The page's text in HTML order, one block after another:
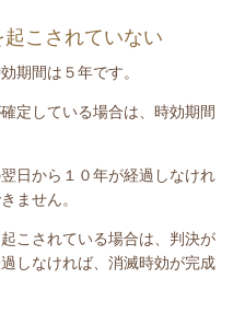
こされていない
期間は５年です。
定している場合は、時効期間
日から１０年が経過しなけれ
ません。
こされている場合は、 判決が
しなければ、消滅時効が完成